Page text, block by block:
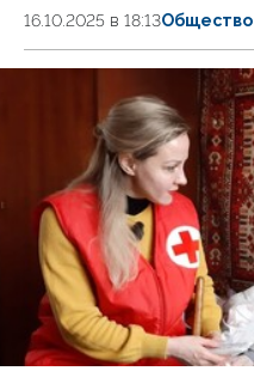
16.10.2025 в 18:13Общество